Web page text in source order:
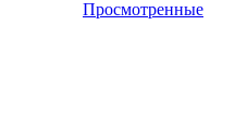
Просмотренные